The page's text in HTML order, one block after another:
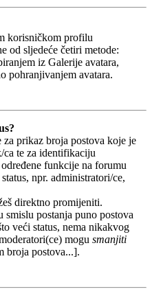
korisničkom profilu
od sljedeće četiri metode:
iz Galerije avatara,
pohranjivanjem avatara.
za prikaz broja postova koje je
ca te za identifikaciju
funkcije na forumu
npr. administratori/ce,
direktno promijeniti.
postanja puno postova
veći status, nema nikakvog
mogu smanjiti
broja postova...].